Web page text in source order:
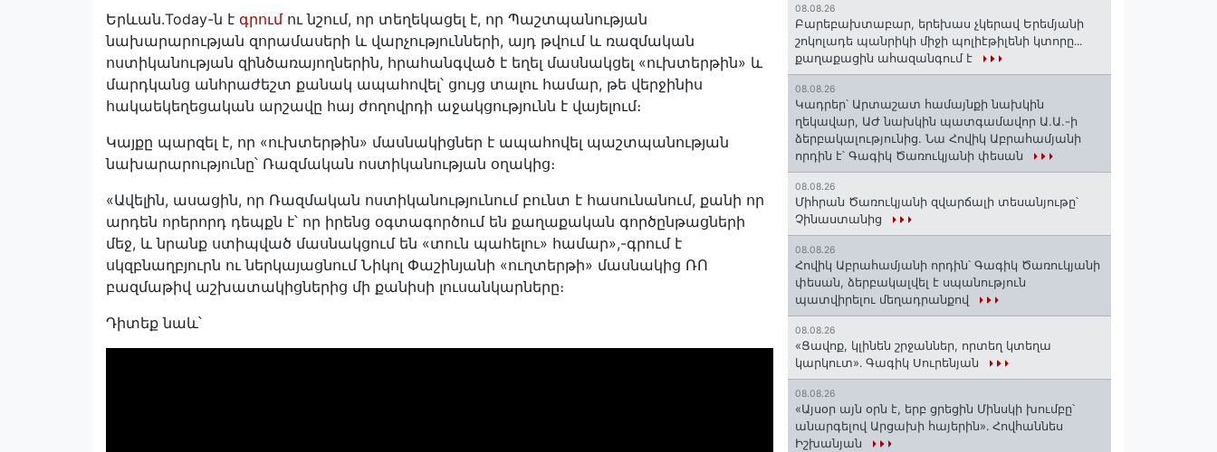
Երևան.Today-ն է գրում ու նշում, որ տեղեկացել է, որ Պաշտպանության
նախարարության զորամասերի և վարչությունների, այդ թվում և ռազմական
ոստիկանության զինծառայողներին, հրահանգված է եղել մասնակցել «ուխտերթին» և
մարդկանց անհրաժեշտ քանակ ապահովել՝ ցույց տալու համար, թե վերջինիս
հակաեկեղեցական արշավը հայ ժողովրդի աջակցությունն է վայելում։
Կայքը պարզել է, որ «ուխտերթին» մասնակիցներ է ապահովել պաշտպանության
նախարարությունը՝ Ռազմական ոստիկանության օղակից։
«Ավելին, ասացին, որ Ռազմական ոստիկանությունում բունտ է հասունանում, քանի որ
արդեն որերորդ դեպքն է՝ որ իրենց օգտագործում են քաղաքական գործընթացների
մեջ, և նրանք ստիպված մասնակցում են «տուն պահելու» համար»,-գրում է
սկզբնաղբյուրն ու ներկայացնում Նիկոլ Փաշինյանի «ուղտերթի» մասնակից ՌՈ
բազմաթիվ աշխատակիցներից մի քանիսի լուսանկարները։
Դիտեք նաև՝
08.08.26
Բարեբախտաբար, երեխաս չկերավ Երեմյանի
շոկոլադե պանրիկի միջի պոլիէթիլենի կտորը․․․
քաղաքացին ահազանգում է
08.08.26
Կադրեր՝ Արտաշատ համայնքի նախկին
ղեկավար, ԱԺ նախկին պատգամավոր Ա.Ա.-ի
ձերբակալությունից. Նա Հովիկ Աբրահամյանի
որդին է՝ Գագիկ Ծառուկյանի փեսան
08.08.26
Միհրան Ծառուկյանի զվարճալի տեսանյութը՝
Չինաստանից
08.08.26
Հովիկ Աբրահամյանի որդին՝ Գագիկ Ծառուկյանի
փեսան, ձերբակալվել է սպանություն
պատվիրելու մեղադրանքով
08.08.26
«Ցավոք, կլինեն շրջաններ, որտեղ կտեղա
կարկուտ»․ Գագիկ Սուրենյան
08.08.26
«Այսօր այն օրն է, երբ ցրեցին Մինսկի խումբը՝
անարգելով Արցախի հայերին»․ Հովհաննես
Իշխանյան